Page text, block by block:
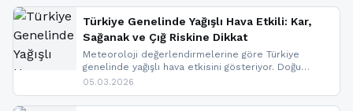
Türkiye Genelinde Yağışlı Hava Etkili: Kar,
Sağanak ve Çığ Riskine Dikkat
Meteoroloji değerlendirmelerine göre Türkiye
genelinde yağışlı hava etkisini gösteriyor. Doğu
bölgelerinde kar yağışı beklenirken Marmara ve
ise çığ tehlikesi bulunuyor. İç kesimlerde sis ve pus
05.03.2026